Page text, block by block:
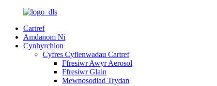
Cartref
Amdanom Ni
Cynhyrchion
Cyfres Cyflenwadau Cartref
Ffresiwr Awyr Aerosol
Ffresiwr Glain
Mewnosodiad Trydan